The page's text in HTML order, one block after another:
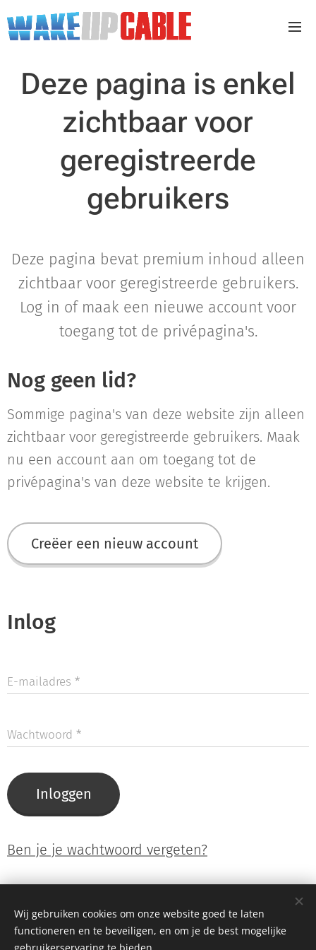
Deze pagina is enkel
zichtbaar voor
geregistreerde
gebruikers
Deze pagina bevat premium inhoud alleen
zichtbaar voor geregistreerde gebruikers.
Log in of maak een nieuwe account voor
toegang tot de privépagina's.
Nog geen lid?
Sommige pagina's van deze website zijn alleen
zichtbaar voor geregistreerde gebruikers. Maak
nu een account aan om toegang tot de
privépagina's van deze website te krijgen.
Creëer een nieuw account
Inlog
E-mailadres
Wachtwoord
Inloggen
Ben je je wachtwoord vergeten?
© 2026 WakeUp Cable Neel Dofflaan 50, 2050 Antwerp (Entry via
Katwilgweg 2050 Antwerp)
Wij gebruiken cookies om onze website goed te laten
functioneren en te beveiligen, en om je de best mogelijke